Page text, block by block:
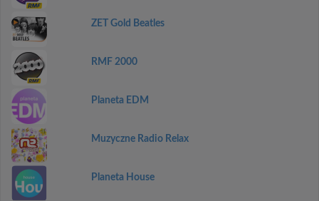
ZET Gold Beatles
RMF 2000
Planeta EDM
Muzyczne Radio Relax
Planeta House